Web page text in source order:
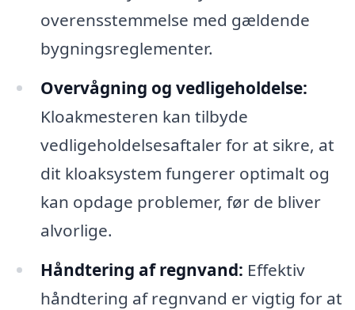
overensstemmelse med gældende
bygningsreglementer.
Overvågning og vedligeholdelse:
Kloakmesteren kan tilbyde
vedligeholdelsesaftaler for at sikre, at
dit kloaksystem fungerer optimalt og
kan opdage problemer, før de bliver
alvorlige.
Håndtering af regnvand: Effektiv
håndtering af regnvand er vigtig for at